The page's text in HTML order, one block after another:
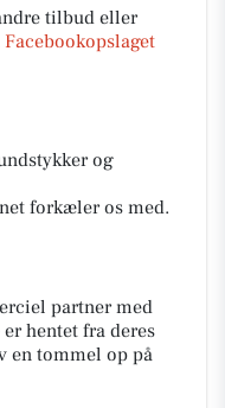
tilbud eller
og
forkæler os med.
partner med
er hentet fra deres
en tommel op på